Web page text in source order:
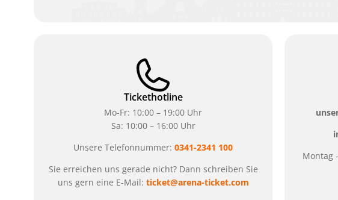
Tickethotline
Mo-Fr: 10:00 – 19:00 Uhr
Sa: 10:00 – 16:00 Uhr
Unsere Telefonnummer:0341-2341 100
Sie erreichen uns gerade nicht? Dann schreiben Sie
uns gern eine E-Mail: ticket@arena-ticket.com
Montag